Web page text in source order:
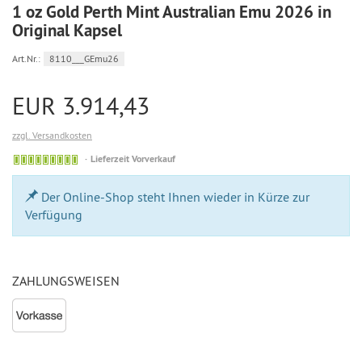
1 oz Gold Perth Mint Australian Emu 2026 in
Original Kapsel
Art.Nr.: 8110___GEmu26
EUR 3.914,43
zzgl. Versandkosten
Bestellung
möglich
Lieferzeit Vorverkauf
Der Online-Shop steht Ihnen wieder in Kürze zur
Verfügung
ZAHLUNGSWEISEN